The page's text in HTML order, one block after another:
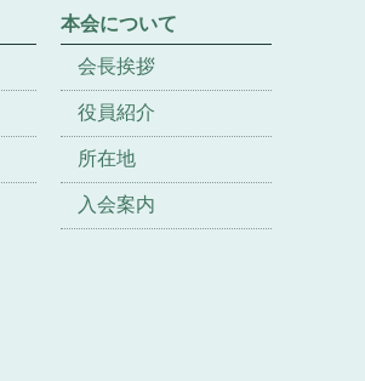
本会について
会長挨拶
役員紹介
所在地
入会案内